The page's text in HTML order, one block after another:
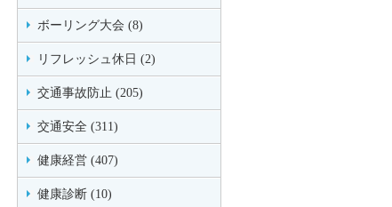
ボーリング大会 (8)
リフレッシュ休日 (2)
交通事故防止 (205)
交通安全 (311)
健康経営 (407)
健康診断 (10)